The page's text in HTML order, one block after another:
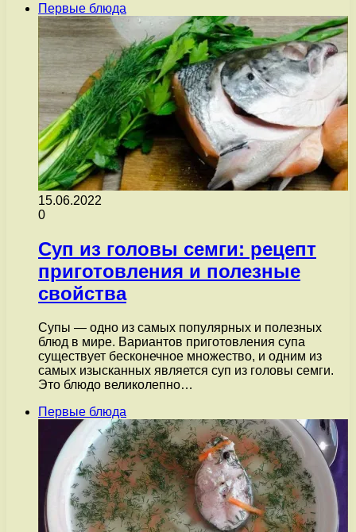
Первые блюда
15.06.2022
0
Суп из головы семги: рецепт
приготовления и полезные
свойства
Супы — одно из самых популярных и полезных
блюд в мире. Вариантов приготовления супа
существует бесконечное множество, и одним из
самых изысканных является суп из головы семги.
Это блюдо великолепно…
Первые блюда